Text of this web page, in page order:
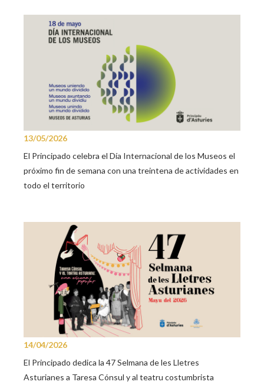
13/05/2026
El Principado celebra el Día Internacional de los Museos el
próximo fin de semana con una treintena de actividades en
todo el territorio
14/04/2026
El Principado dedica la 47 Selmana de les Lletres
Asturianes a Taresa Cónsul y al teatru costumbrista